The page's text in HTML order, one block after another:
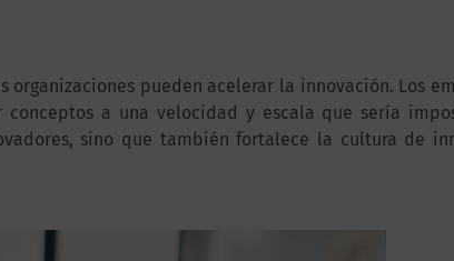
pueden acelerar la innovación. Los
a una velocidad y escala que sería
sino que también fortalece la cultura de